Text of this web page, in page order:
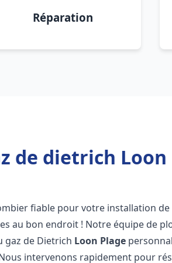
Réparation
de dietrich Loon
fiable pour votre installation
au bon endroit ! Notre équipe de
gaz de Dietrich Loon Plage
intervenons rapidement pour